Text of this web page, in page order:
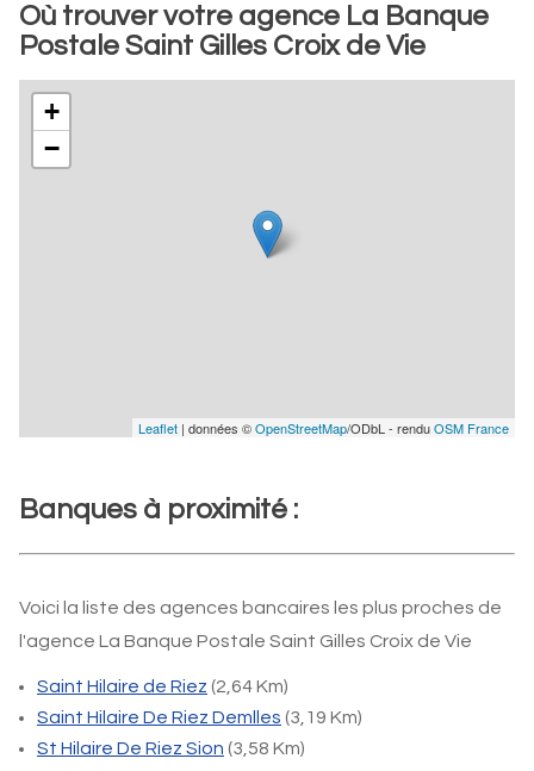
Où trouver votre agence La Banque
Postale Saint Gilles Croix de Vie
+
−
Leaflet | données ©OpenStreetMap/ODbL - renduOSM France
Banques à proximité :
Voici la liste des agences bancaires les plus proches de
l'agence La Banque Postale Saint Gilles Croix de Vie
Saint Hilaire de Riez (2,64 Km)
Saint Hilaire De Riez Demlles (3,19 Km)
St Hilaire De Riez Sion (3,58 Km)